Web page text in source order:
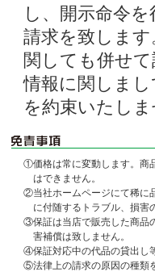
し、開示命令
請求を致しま
関しても併せ
情報に関しま
を約束いたし
①価格は常に変動します。商
はできません。
②当社ホームページにて稀に
に付随するトラブル、損害
③保証は当店で販売した商品
害補償は致しません。
④保証対応中の代品の貸出し
⑤法律上の請求の原因の種類